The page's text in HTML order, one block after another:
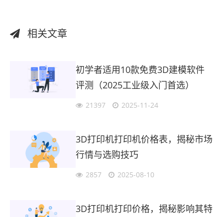
相关文章
初学者适用10款免费3D建模软件
评测（2025工业级入门首选）
21397 2025-11-24
3D打印机打印机价格表，揭秘市场
行情与选购技巧
2857 2025-08-10
3D打印机打印价格，揭秘影响其特